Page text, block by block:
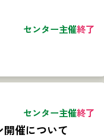
センター主催終了
センター主催終了
開催について